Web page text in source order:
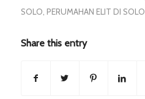
SOLO PERUMAHAN ELIT DI SOLO
Share this entry